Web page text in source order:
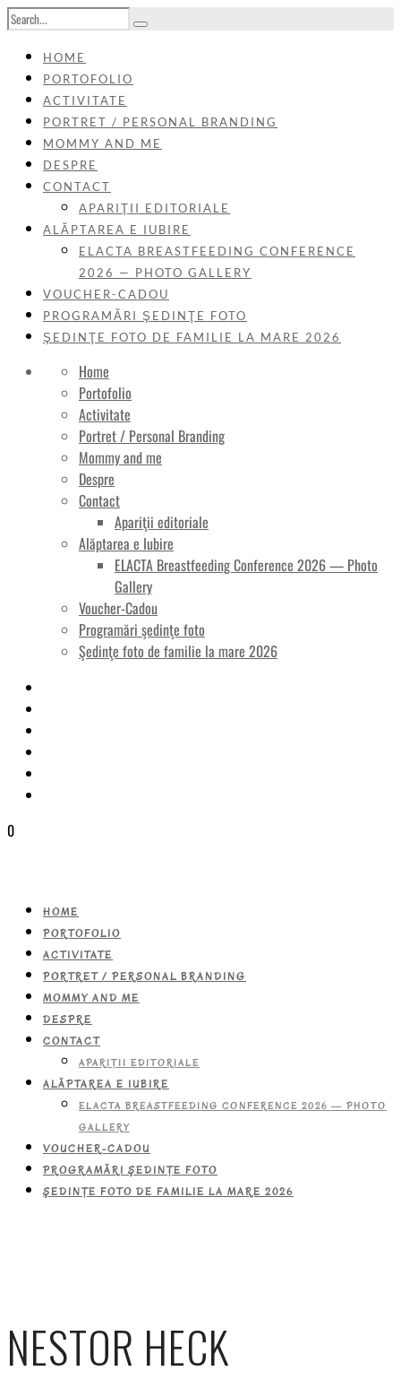
HOME
PORTOFOLIO
ACTIVITATE
PORTRET / PERSONAL BRANDING
MOMMY AND ME
DESPRE
CONTACT
APARIŢII EDITORIALE
ALĂPTAREA E IUBIRE
ELACTA BREASTFEEDING CONFERENCE
2026 — PHOTO GALLERY
VOUCHER-CADOU
PROGRAMĂRI ŞEDINŢE FOTO
ŞEDINŢE FOTO DE FAMILIE LA MARE 2026
Home
Portofolio
Activitate
Portret / Personal Branding
Mommy and me
Despre
Contact
Apariţii editoriale
Alăptarea e Iubire
ELACTA Breastfeeding Conference 2026 — Photo
Gallery
Voucher-Cadou
Programări şedinţe foto
Şedinţe foto de familie la mare 2026
0
HOME
PORTOFOLIO
ACTIVITATE
PORTRET / PERSONAL BRANDING
MOMMY AND ME
DESPRE
CONTACT
APARIŢII EDITORIALE
ALĂPTAREA E IUBIRE
ELACTA BREASTFEEDING CONFERENCE 2026 — PHOTO
GALLERY
VOUCHER-CADOU
PROGRAMĂRI ŞEDINŢE FOTO
ŞEDINŢE FOTO DE FAMILIE LA MARE 2026
NESTOR HECK